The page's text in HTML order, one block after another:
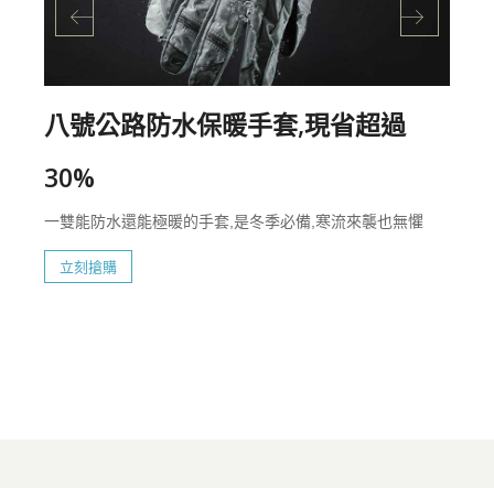
八號公路防水保暖手套,現省超過
30%
一雙能防水還能極暖的手套,是冬季必備,寒流來襲也無懼
立刻搶購